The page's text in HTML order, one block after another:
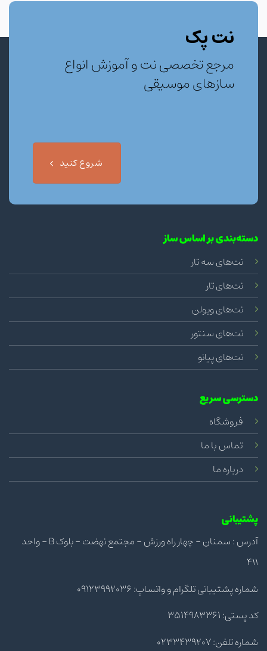
نت پک
مرجع تخصصی نت و آموزش انواع
سازهای موسیقی
شروع کنید
دسته‌بندی بر اساس ساز
نت‌های سه تار
نت‌های تار
نت‌های ویولن
نت‌های سنتور
نت‌های پیانو
دسترسی سریع
فروشگاه
تماس با ما
درباره ما
پشتیبانی
آدرس : سمنان - چهار راه ورزش - مجتمع نهضت - بلوک B - واحد
411
شماره پشتیبانی تلگرام و واتساپ: 09123992036
کد پستی: 3514983361
شماره تلفن: 0233439207